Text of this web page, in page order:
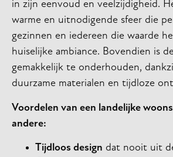
in zijn eenvoud en veelzijdigheid.
warme en uitnodigende sfeer die
gezinnen en iedereen die waarde
huiselijke ambiance. Bovendien is
gemakkelijk te onderhouden,
duurzame materialen en tijdloze
Voordelen van een landelijke
andere:
Tijdloos design dat nooit uit